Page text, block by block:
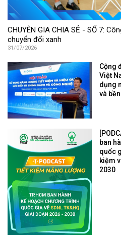
CHUYÊN GIA CHIA SẺ - SỐ 7:
chuyển đổi xanh
31/07/2026
Cộng
Việt
dụng
và
ban
quốc
kiệm
2030